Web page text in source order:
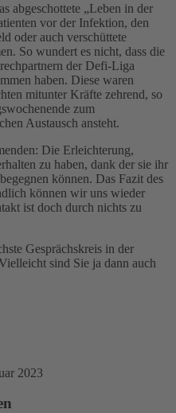
abgeschottete „Leben in der
vor der Infektion, den
oder auch verschüttete
So wundert es nicht, dass die
der Defi-Liga
haben. Diese waren
mitunter Kräfte zehrend, so
zum
Austausch ansteht.
Die Erleichterung,
zu haben, dank der sie ihr
können. Das Fazit des
können wir uns wieder
ist doch durch nichts zu
Gesprächskreis in der
sind Sie ja dann auch
2023